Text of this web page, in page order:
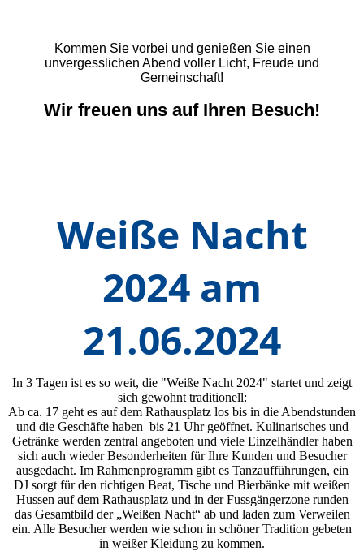
Kommen Sie vorbei und genießen Sie einen
unvergesslichen Abend voller Licht, Freude und
Gemeinschaft!
Wir freuen uns auf Ihren Besuch!
Weiße Nacht
2024 am
21.06.2024
In 3 Tagen ist es so weit, die "Weiße Nacht 2024" startet und zeigt
sich gewohnt traditionell:
Ab ca. 17 geht es auf dem Rathausplatz los bis in die Abendstunden
und die Geschäfte haben bis 21 Uhr geöffnet. Kulinarisches und
Getränke werden zentral angeboten und viele Einzelhändler haben
sich auch wieder Besonderheiten für Ihre Kunden und Besucher
ausgedacht. Im Rahmenprogramm gibt es Tanzaufführungen, ein
DJ sorgt für den richtigen Beat, Tische und Bierbänke mit weißen
Hussen auf dem Rathausplatz und in der Fussgängerzone runden
das Gesamtbild der „Weißen Nacht“ ab und laden zum Verweilen
ein. Alle Besucher werden wie schon in schöner Tradition gebeten
in weißer Kleidung zu kommen.